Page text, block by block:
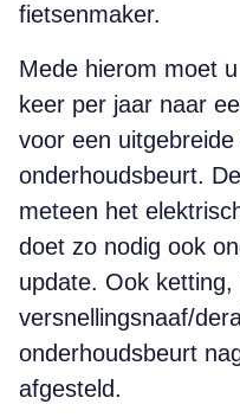
fietsenmaker.
Mede hierom moet
keer per jaar naar
voor een
onderhoudsbeurt.
meteen het
doet zo nodig ook
update. Ook ketting,
versnellingsnaaf/
onderhoudsbeurt
afgesteld.